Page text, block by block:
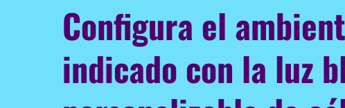
Configura el
indicado con la luz